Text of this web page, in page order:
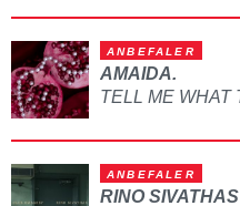
ANBEFALER
AMAIDA.
ANBEFALER
RINO SIVATHAS